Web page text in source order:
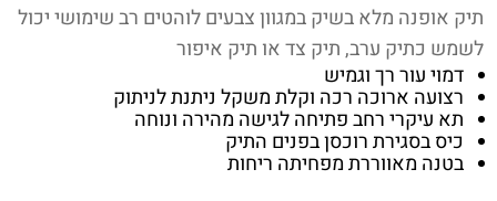
תיק אופנה מלא בשיק במגוון צבעים לוהטים רב שימושי יכול
לשמש כתיק ערב, תיק צד או תיק איפור
דמוי עור רך וגמיש
רצועה ארוכה רכה וקלת משקל ניתנת לניתוק
תא עיקרי רחב פתיחה לגישה מהירה ונוחה
כיס בסגירת רוכסן בפנים התיק
בטנה מאווררת מפחיתה ריחות